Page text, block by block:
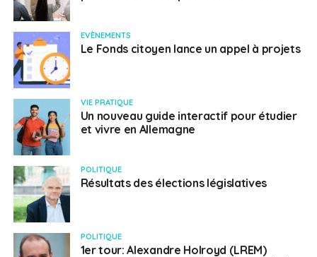
Hébergement, gestion d’événements, voyages,
tourisme, croisières, logement, service de
restauration, chambres d’hôtes, hôtel*****,
entreprise familiale, restauration, buffets, dîner-
théâtre, service en chambre, entretien ménager,
gestion de l’hospitalité, service, cuisine, collègues
du monde entier, nouveaux horizons, culture
accueillante, etc …
day “Spotlight on the hospitality industry“ sont sur
le site d’EURES
SUJETS ASSOCIÉS: EMPLOI EURES
EUROPEAN JOB DAYS
EVÈNEMENTS
Le Fonds citoyen lance un appel à projets
VIE PRATIQUE
Un nouveau guide interactif pour étudier
et vivre en Allemagne
POLITIQUE
Résultats des élections législatives
POLITIQUE
1er tour: Alexandre Holroyd (LREM)